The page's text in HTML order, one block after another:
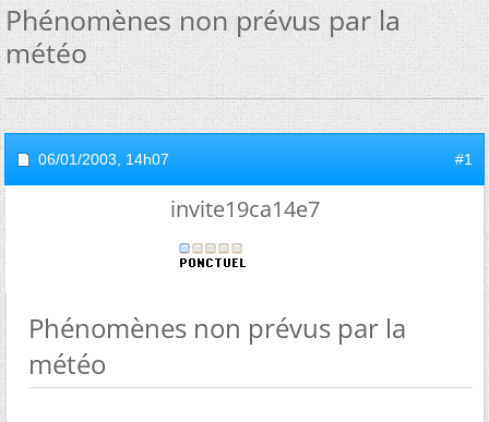
Phénomènes non prévus par la
météo
06/01/2003, 14h07 #1
invite19ca14e7
Phénomènes non prévus par la
météo